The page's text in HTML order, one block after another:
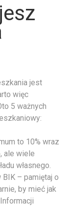
jest
więc
5 ważnych
to 10% wraz
ale wiele
własnego.
– pamiętaj o
by mieć jak